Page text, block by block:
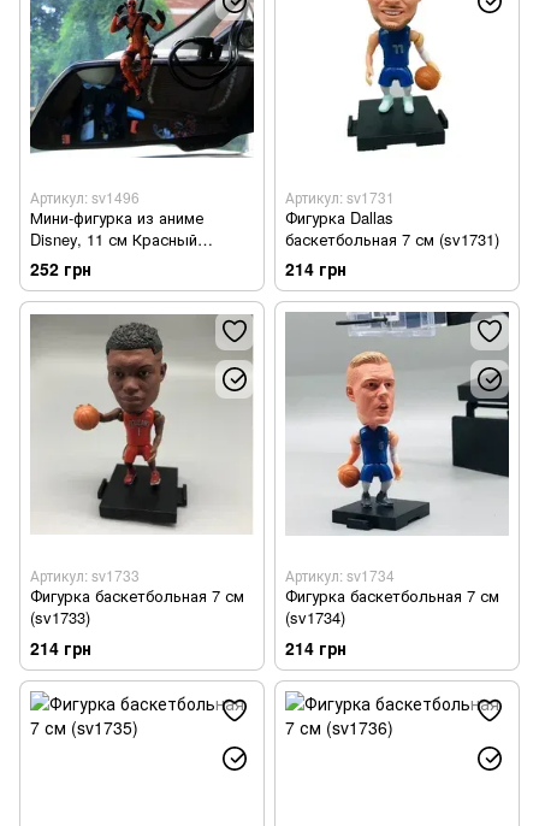
Артикул: sv1496
Мини-фигурка из аниме
Disney, 11 см Красный
(sv1496)
252 грн
Артикул: sv1731
Фигурка Dallas
баскетбольная 7 см (sv1731)
214 грн
Артикул: sv1733
Фигурка баскетбольная 7 см
(sv1733)
214 грн
Артикул: sv1734
Фигурка баскетбольная 7 см
(sv1734)
214 грн